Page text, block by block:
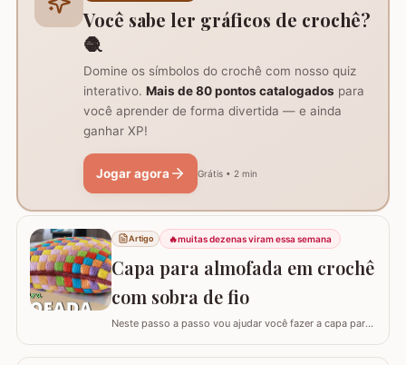
trilhos de mesa, aplicações em tapetes ou…
Você sabe ler gráficos de crochê?
🧶
Domine os símbolos do crochê com nosso quiz
interativo. Mais de 80 pontos catalogados para
você aprender de forma divertida — e ainda
ganhar XP!
Jogar agora Grátis • 2 min
Artigo 🔥muitas dezenas viram essa semana
Capa para almofada em crochê
com sobra de fio
Neste passo a passo vou ajudar você fazer a capa para
passo a passo do tapete, mas desta vez vou mostrar